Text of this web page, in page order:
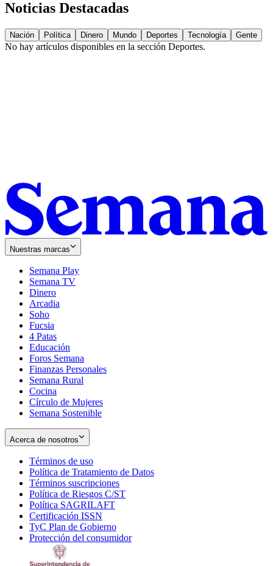
Noticias Destacadas
Nación Política Dinero Mundo Deportes Tecnología Gente
No hay artículos disponibles en la sección Deportes.
Nuestras marcas
Semana Play
Semana TV
Dinero
Arcadia
Soho
in
new
window
Fucsia
in
new
window
4 Patas
Educación
Foros Semana
Finanzas Personales
Semana Rural
Cocina
Círculo de Mujeres
Semana Sostenible
Acerca de nosotros
Términos de uso
in
new
window
Política de Tratamiento de Datos
Términos suscripciones
in
Política de Riesgos C/ST
Política SAGRILAFT
new
window
Certificación ISSN
in
new
TyC Plan de Gobierno
in
Protección del consumidorOpens